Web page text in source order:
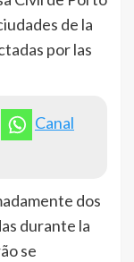
de la
por las
Canal
dos
durante la
se